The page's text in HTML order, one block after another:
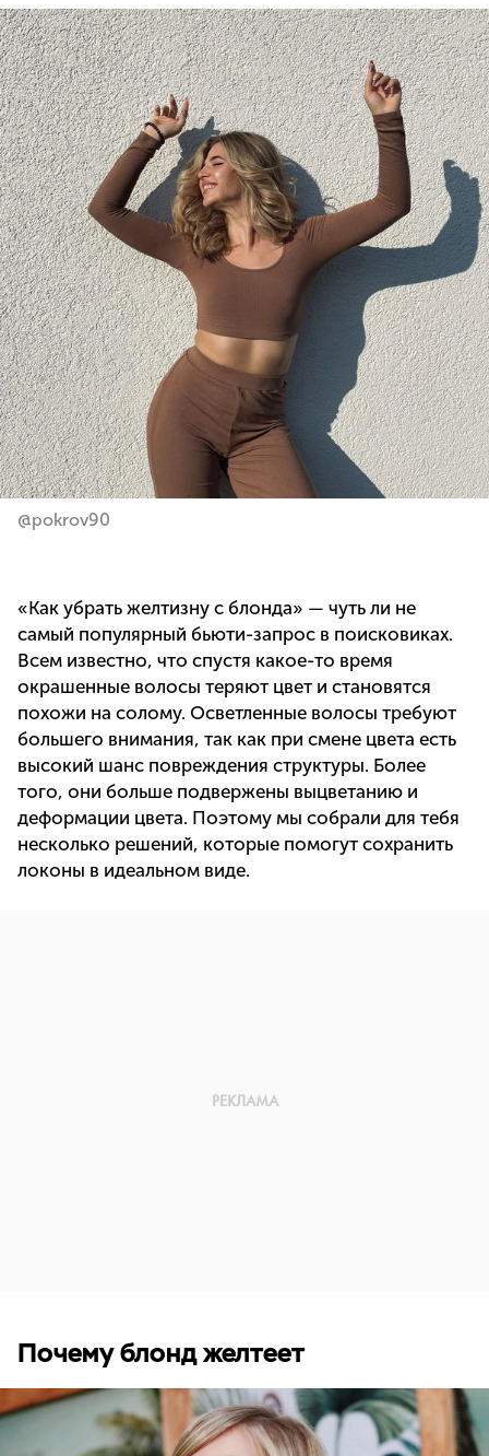
@pokrov90
«Как убрать желтизну с блонда» — чуть ли не
самый популярный бьюти-запрос в поисковиках.
Всем известно, что спустя какое-то время
окрашенные волосы теряют цвет и становятся
похожи на солому. Осветленные волосы требуют
большего внимания, так как при смене цвета есть
высокий шанс повреждения структуры. Более
того, они больше подвержены выцветанию и
деформации цвета. Поэтому мы собрали для тебя
несколько решений, которые помогут сохранить
локоны в идеальном виде.
Почему блонд желтеет